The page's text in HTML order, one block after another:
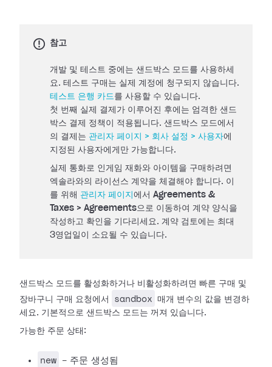
참고
개발 및 테스트 중에는 샌드박스 모드를 사용하세
요. 테스트 구매는 실제 계정에 청구되지 않습니다.
테스트 은행 카드를 사용할 수 있습니다.
첫 번째 실제 결제가 이루어진 후에는 엄격한 샌드
박스 결제 정책이 적용됩니다. 샌드박스 모드에서
의 결제는 관리자 페이지 > 회사 설정 > 사용자에
지정된 사용자에게만 가능합니다.
실제 통화로 인게임 재화와 아이템을 구매하려면
엑솔라와의 라이선스 계약을 체결해야 합니다. 이
를 위해 관리자 페이지 에서 Agreements &
Taxes > Agreements으로 이동하여 계약 양식을
작성하고 확인을 기다리세요. 계약 검토에는 최대
3영업일이 소요될 수 있습니다.
샌드박스 모드를 활성화하거나 비활성화하려면 빠른 구매 및
장바구니 구매 요청에서
sandbox
매개 변수의 값을 변경하
세요. 기본적으로 샌드박스 모드는 꺼져 있습니다.
가능한 주문 상태:
new - 주문 생성됨